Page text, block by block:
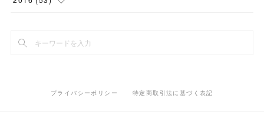
(2)
(3)
(19)
14)
(17)
15)
(32)
20)
( 14)
33)
44)
37)
20)
プライバシーポリシー 特定商取引法に基づく表記